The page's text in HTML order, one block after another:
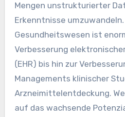
Mengen unstrukturierter
Erkenntnisse
Gesundheitswesen ist
Verbesserung
(EHR) bis hin zur
Managements klinischer
Arzneimittelentdeckung.
auf das wachsende